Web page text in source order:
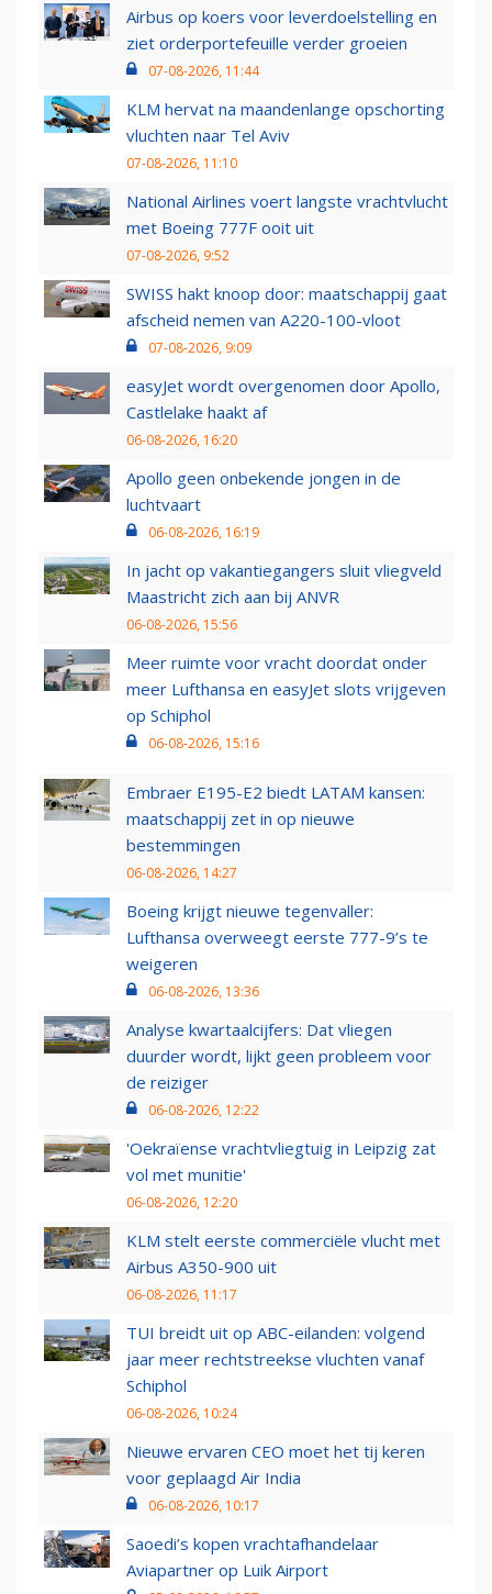
Airbus op koers voor leverdoelstelling en
ziet orderportefeuille verder groeien
07-08-2026, 11:44
KLM hervat na maandenlange opschorting
vluchten naar Tel Aviv
07-08-2026, 11:10
National Airlines voert langste vrachtvlucht
met Boeing 777F ooit uit
07-08-2026, 9:52
SWISS hakt knoop door: maatschappij gaat
afscheid nemen van A220-100-vloot
07-08-2026, 9:09
easyJet wordt overgenomen door Apollo,
Castlelake haakt af
06-08-2026, 16:20
Apollo geen onbekende jongen in de
luchtvaart
06-08-2026, 16:19
In jacht op vakantiegangers sluit vliegveld
Maastricht zich aan bij ANVR
06-08-2026, 15:56
Meer ruimte voor vracht doordat onder
meer Lufthansa en easyJet slots vrijgeven
op Schiphol
06-08-2026, 15:16
Embraer E195-E2 biedt LATAM kansen:
maatschappij zet in op nieuwe
bestemmingen
06-08-2026, 14:27
Boeing krijgt nieuwe tegenvaller:
Lufthansa overweegt eerste 777-9’s te
weigeren
06-08-2026, 13:36
Analyse kwartaalcijfers: Dat vliegen
duurder wordt, lijkt geen probleem voor
de reiziger
06-08-2026, 12:22
'Oekraïense vrachtvliegtuig in Leipzig zat
vol met munitie'
06-08-2026, 12:20
KLM stelt eerste commerciële vlucht met
Airbus A350-900 uit
06-08-2026, 11:17
TUI breidt uit op ABC-eilanden: volgend
jaar meer rechtstreekse vluchten vanaf
Schiphol
06-08-2026, 10:24
Nieuwe ervaren CEO moet het tij keren
voor geplaagd Air India
06-08-2026, 10:17
Saoedi’s kopen vrachtafhandelaar
Aviapartner op Luik Airport